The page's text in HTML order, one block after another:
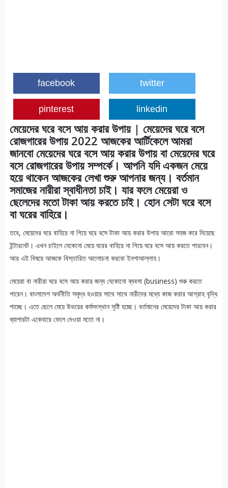
facebook twitter
pinterest linkedin
মেয়েদের ঘরে বসে আয় করার উপায় | মেয়েদের ঘরে বসে
রোজগারের উপায় 2022 আজকের আর্টিকেলে আমরা
জানবো মেয়েদের ঘরে বসে আয় করার উপায় বা মেয়েদের ঘরে
বসে রোজগারের উপায় সম্পর্কে। আপনি যদি একজন মেয়ে
হয়ে থাকেন আজকের লেখা শুরু আপনার জন্য। বর্তমান
সমাজের নারীরা স্বাধীনতা চাই। যার ফলে মেয়েরা ও
ছেলেদের মতো টাকা আয় করতে চাই। হোন সেটা ঘরে বসে
বা ঘরের বাহিরে।
তবে, মেয়েদের ঘরে বাহিরে না গিয়ে ঘরে বসে টাকা আয় করার উপায় আরো সহজ করে দিয়েছে
ইন্টারনেট। এখন চাইলে যেকেনো মেয়ে ঘরের বাহিরে না গিয়ে ঘরে বসে আয় করতে পারবেন।
আর এই বিষয়ে আজকে বিস্তারিত আলোচনা করবো ইনশাআল্লাহ।
মেয়েরা বা নারীরা ঘরে বসে আয় করার জন্য যেকোনো ব্যবসা (business) শুরু করতে
পারেন। বাংলাদেশ অর্থনীতি সমৃদ্ধ হওয়ার সাথে সাথে নারীদের মধ্যে কাজ করার আগ্রাহ বৃদ্ধি
পাচ্ছে। এতে ছেলে মেয়ে উভয়ের কর্মসংস্থান সৃষ্টি হচ্ছে। বর্তমানের মেয়েদের টাকা আয় করার
ব্যাপারটা একেবারে ফেলে দেওয়া মতো না।